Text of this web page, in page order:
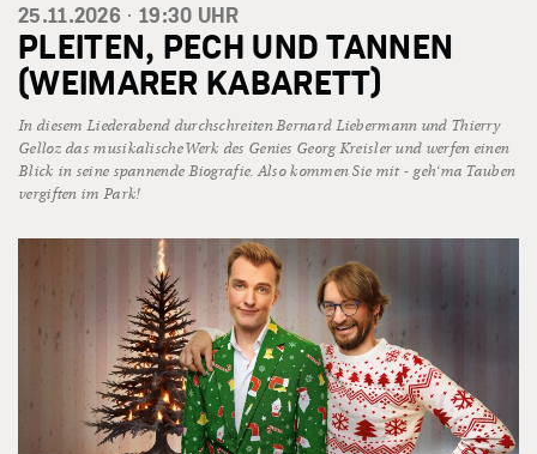
25.11.2026 · 19:30 UHR
PLEITEN, PECH UND TANNEN
(WEIMARER KABARETT)
In diesem Liederabend durchschreiten Bernard Liebermann und Thierry
Gelloz das musikalische Werk des Genies Georg Kreisler und werfen einen
Blick in seine spannende Biografie. Also kommen Sie mit - geh‘ma Tauben
vergiften im Park!